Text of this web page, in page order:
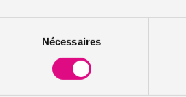
consentement
Nécessaires
Pour tout type de voiture – même les
garantie incontournable, notamment
quand le véhicule ne bénéficie